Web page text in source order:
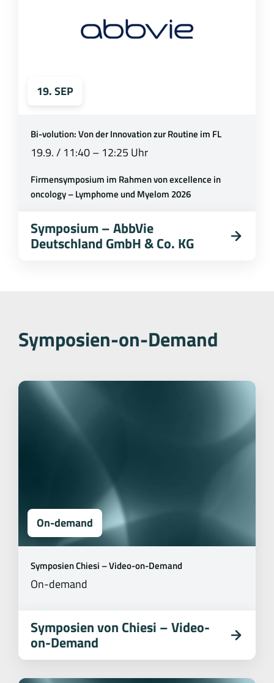
19. SEP
Bi-volution: Von der Innovation zur Routine im FL
19.9. / 11:40 – 12:25 Uhr
Firmensymposium im Rahmen von excellence in
oncology – Lymphome und Myelom 2026
Symposium – AbbVie
Deutschland GmbH & Co. KG
Symposien-on-Demand
On-demand
Symposien Chiesi – Video-on-Demand
On-demand
Symposien von Chiesi – Video-
on-Demand